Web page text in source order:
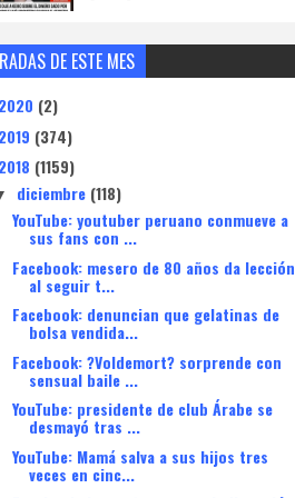
DE ESTE MES
2020 (2)
2019 (374)
2018 (1159)
diciembre (118)
YouTube: youtuber peruano conmueve a
sus fans con ...
Facebook: mesero de 80 años da lección
al seguir t...
Facebook: denuncian que gelatinas de
bolsa vendida...
Facebook: ?Voldemort? sorprende con
sensual baile ...
YouTube: presidente de club Árabe se
desmayó tras ...
YouTube: Mamá salva a sus hijos tres
veces en cinc...